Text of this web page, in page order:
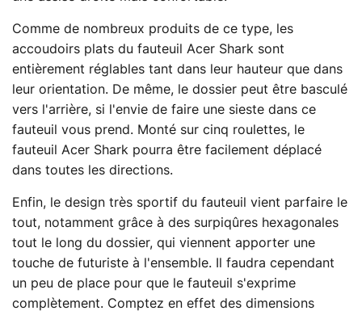
Comme de nombreux produits de ce type, les
accoudoirs plats du fauteuil Acer Shark sont
entièrement réglables tant dans leur hauteur que dans
leur orientation. De même, le dossier peut être basculé
vers l'arrière, si l'envie de faire une sieste dans ce
fauteuil vous prend. Monté sur cinq roulettes, le
fauteuil Acer Shark pourra être facilement déplacé
dans toutes les directions.
Enfin, le design très sportif du fauteuil vient parfaire le
tout, notamment grâce à des surpiqûres hexagonales
tout le long du dossier, qui viennent apporter une
touche de futuriste à l'ensemble. Il faudra cependant
un peu de place pour que le fauteuil s'exprime
complètement. Comptez en effet des dimensions